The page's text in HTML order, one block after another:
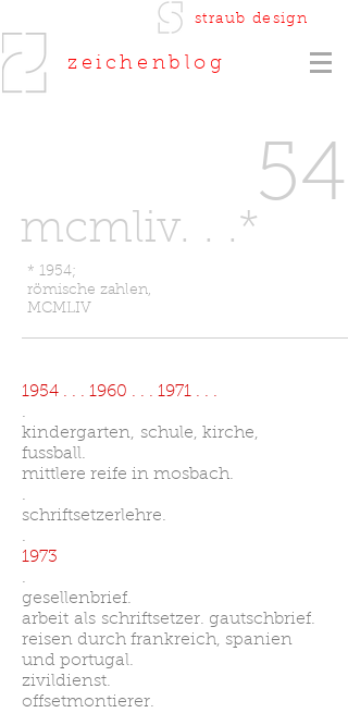
straub design
zeichenblog
mcmliv. . .*
54
* 1954;
römische zahlen,
MCMLIV
1954 . . . 1960 . . . 1971 . . .
.
kindergarten, schule, kirche,
fussball.
mittlere reife in mosbach.
.
schriftsetzerlehre.
.
1973
.
gesellenbrief.
arbeit als schriftsetzer. gautschbrief.
reisen durch frankreich, spanien
und portugal.
zivildienst.
offsetmontierer.